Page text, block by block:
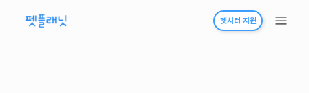
펫시터 지원